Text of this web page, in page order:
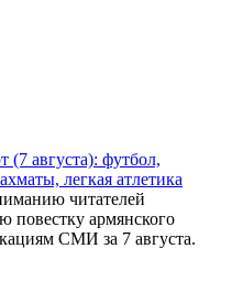
(7 августа): футбол,
легкая атлетика
читателей
повестку армянского
СМИ за 7 августа.